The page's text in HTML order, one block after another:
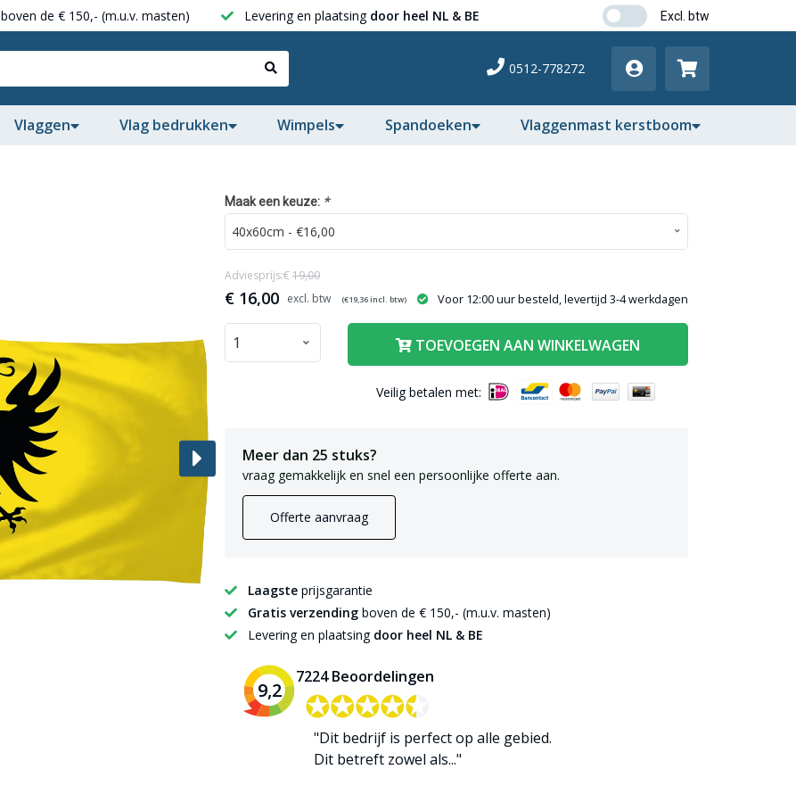
boven de € 150,- (m.u.v. masten) Levering en plaatsing door heel NL & BE
0512-778272
Vlaggen Vlag bedrukken Wimpels Spandoeken Vlaggenmast kerstboom
Maak een keuze: *
€ 16,00 (€19,36incl. btw)
Adviesprijs:€19,00
Voor 12:00 uur besteld, levertijd 3-4 werkdagen
TOEVOEGEN AAN WINKELWAGEN
Veilig betalen met:
Meer dan 25 stuks?
vraag gemakkelijk en snel een persoonlijke offerte aan.
Offerte aanvraag
Laagste prijsgarantie
Gratis verzending boven de € 150,- (m.u.v. masten)
Levering en plaatsing door heel NL & BE
9,2
7224 Beoordelingen
✪✪✪✪✪
✪✪✪✪✪
"Dit bedrijf is perfect op alle gebied.
Dit betreft zowel als..."